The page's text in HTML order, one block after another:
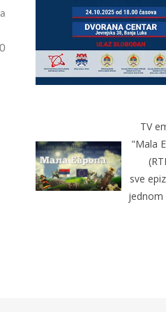
TV
"Mala
sve
jednom